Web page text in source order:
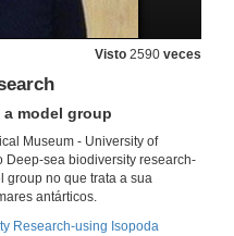
Visto 2590 veces
model group
Museum - University of
Deep-sea biodiversity research-
group no que trata a sua
antárticos.
Research-using Isopoda